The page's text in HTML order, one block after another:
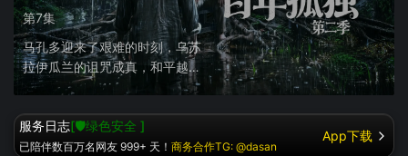
第7集
马孔多迎来了艰难的时刻，乌苏
拉伊瓜兰的诅咒成真，和平越来
越难维持.该剧改编自诺贝尔文
小说。
就
生
来
到
服务日志[🛡️绿色安全 ]
已陪伴数百万名网友 999+ 天！ 商务合作TG: @dasan
App下载